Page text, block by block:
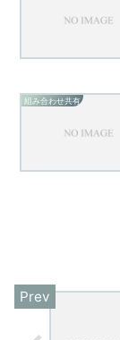
組み合わせ共有